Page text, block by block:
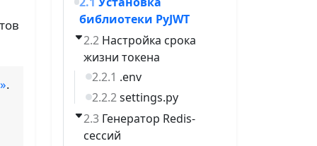
.
библиотеки PyJWT
Настройка срока
жизни токена
.env
settings.py
Генератор Redis-
сессий